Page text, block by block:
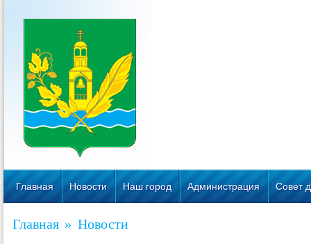
Главная Новости Наш город Администрация Совет
Главная » Новости